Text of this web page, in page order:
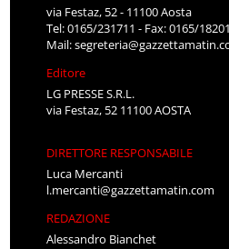
via Festaz, 52 - 11100 Aosta
Tel: 0165/231711 - Fax: 0165/
Mail:
Editore
LG PRESSE S.R.L.
via Festaz, 52 11100 AOSTA
DIRETTORE RESPONSABILE
Luca Mercanti
l.mercanti@gazzettamatin.com
REDAZIONE
Alessandro Bianchet